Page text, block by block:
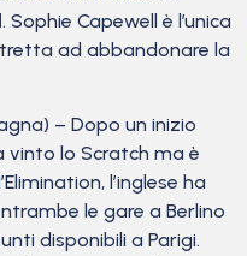
. Sophie Capewell è l’unica
ad abbandonare la
– Dopo un inizio
vinto lo Scratch ma è
l’inglese ha
le gare a Berlino
disponibili a Parigi.